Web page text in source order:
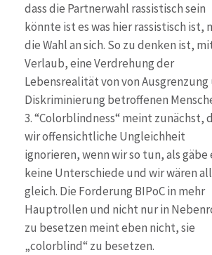
dass die Partnerwahl rassistisch sein
könnte ist es was hier rassistisch ist,
die Wahl an sich. So zu denken ist,
Verlaub, eine Verdrehung der
Lebensrealität von von Ausgrenzung
Diskriminierung betroffenen
3. “Colorblindness“ meint zunächst,
wir offensichtliche Ungleichheit
ignorieren, wenn wir so tun, als gäbe
keine Unterschiede und wir wären
gleich. Die Forderung BIPoC in mehr
Hauptrollen und nicht nur in
zu besetzen meint eben nicht, sie
„colorblind“ zu besetzen.